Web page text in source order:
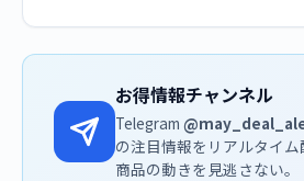
お得情報チャンネル
Telegram
の注目情報をリアルタイ
商品の動きを見逃さない。